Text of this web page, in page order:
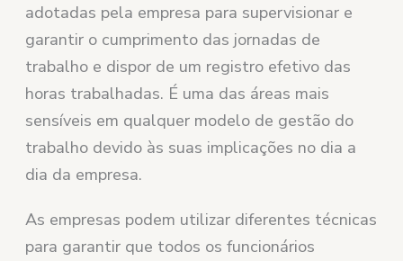
adotadas pela empresa para supervisionar e
garantir o cumprimento das jornadas de
trabalho e dispor de um registro efetivo das
horas trabalhadas. É uma das áreas mais
sensíveis em qualquer modelo de gestão do
trabalho devido às suas implicações no dia a
dia da empresa.
As empresas podem utilizar diferentes técnicas
para garantir que todos os funcionários